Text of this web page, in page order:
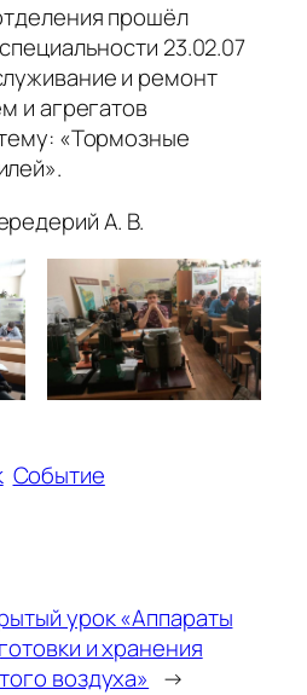
прошёл
23.02.07
и ремонт
и агрегатов
«Тормозные
А. В.
Событие
урок «Аппараты
и хранения
воздуха» →